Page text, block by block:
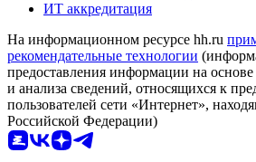
ИТ аккредитация
На информационном ресурсе hh.ru
рекомендательные технологии
предоставления информации на основе
и анализа сведений, относящихся к
пользователей сети «Интернет»,
Российской Федерации)